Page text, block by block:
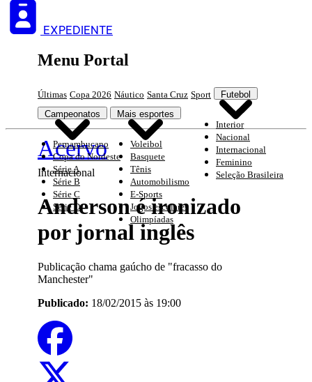
EXPEDIENTE
Menu Portal
Últimas Copa 2026 Náutico Santa Cruz Sport Futebol
Interior
Nacional
Internacional
Feminino
Seleção Brasileira
Campeonatos
Pernambucano
Copa do Nordeste
Série A
Série B
Série C
Série D
Mais esportes
Voleibol
Basquete
Tênis
Automobilismo
E-Sports
Jogos escolares
Olimpíadas
Acervo
Internacional
Anderson é ironizado
por jornal inglês
Publicação chama gaúcho de "fracasso do
Manchester"
Publicado: 18/02/2015 às 19:00